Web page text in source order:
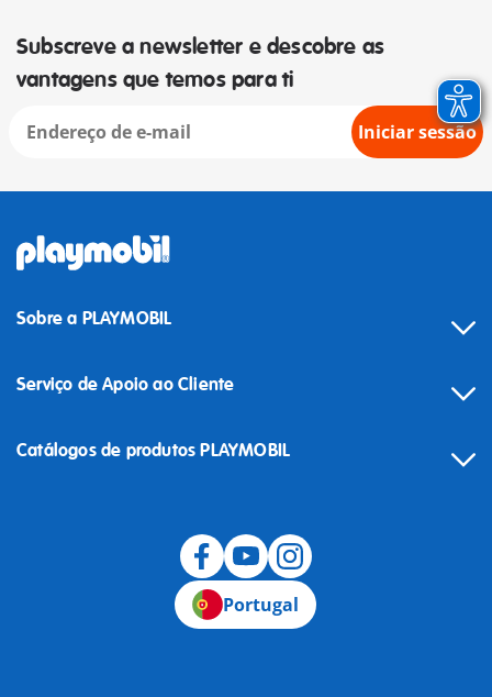
Subscreve a newsletter e descobre as
vantagens que temos para ti
Iniciar sessão
Sobre a PLAYMOBIL
Serviço de Apoio ao Cliente
Catálogos de produtos PLAYMOBIL
Portugal